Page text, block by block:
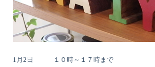
1月2日 １０時～１７時まで